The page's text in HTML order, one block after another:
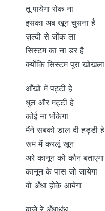
तू पायेगा रोक ना
इसका अब खून चुसना है
ज़ल्दी से जोंक ला
सिस्टम का ना डर है
क्योंकि सिस्टम पूरा खोखला
आँखों में पट्टी हे
धुल और मट्टी हे
कोई ना भोंकेगा
मैंने सबको डाल दी हड्डी हे
रूम में करलूं खून
अरे कानून को कौन बताएगा
कानून के पास जो जायेगा
वो अँधा होके आयेगा